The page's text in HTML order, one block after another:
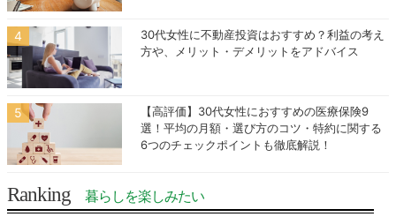
30代女性に不動産投資はおすすめ？利益の考え
方や、メリット・デメリットをアドバイス
【高評価】30代女性におすすめの医療保険9
選！平均の月額・選び方のコツ・特約に関する
6つのチェックポイントも徹底解説！
Ranking 暮らしを楽しみたい